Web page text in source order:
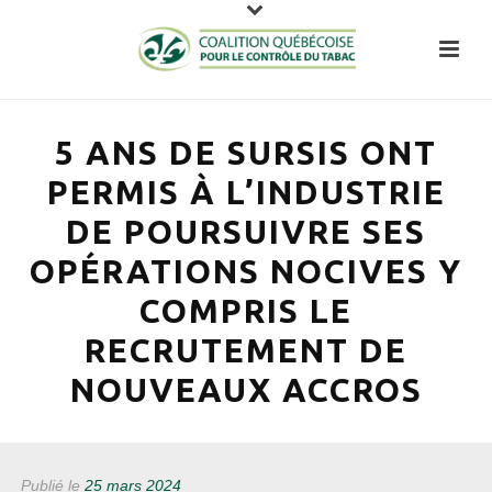
5 ANS DE SURSIS ONT
PERMIS À L’INDUSTRIE
DE POURSUIVRE SES
OPÉRATIONS NOCIVES Y
COMPRIS LE
RECRUTEMENT DE
NOUVEAUX ACCROS
Publié le 25 mars 2024